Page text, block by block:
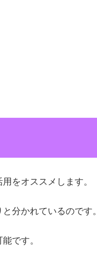
用をオススメします。
分かれているのです。
です。